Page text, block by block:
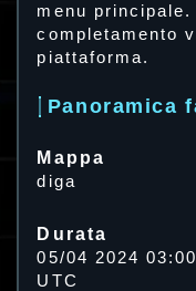
menu
completamento
piattaforma.
Panoramica
Mappa
diga
Durata
05/04 2024
UTC